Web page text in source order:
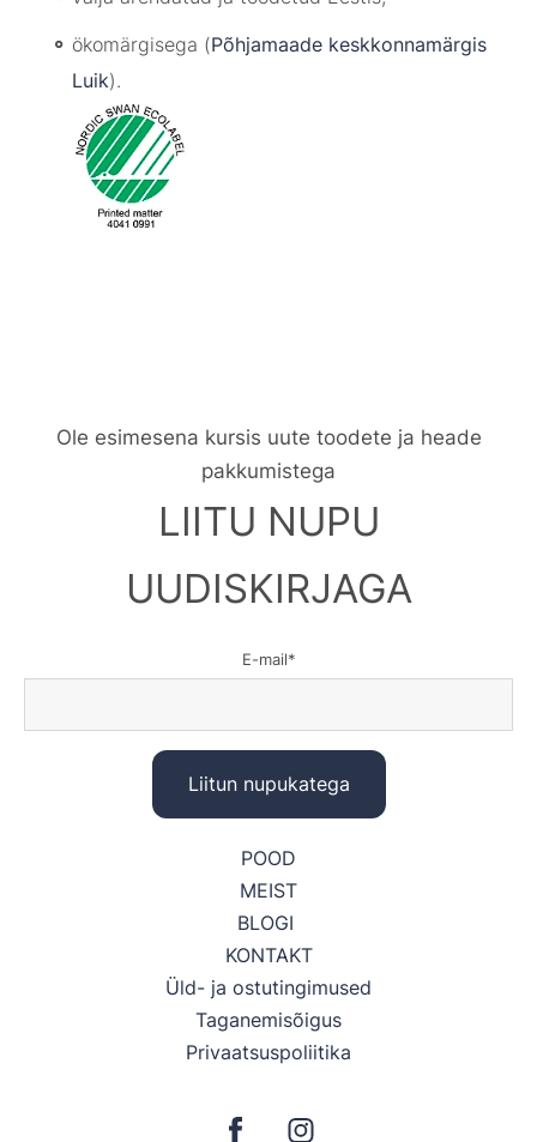
ökomärgisega (Põhjamaade keskkonnamärgis
Luik).
Ole esimesena kursis uute toodete ja heade
pakkumistega
LIITU NUPU
UUDISKIRJAGA
E-mail
POOD
MEIST
BLOGI
KONTAKT
Üld- ja ostutingimused
Taganemisõigus
Privaatsuspoliitika